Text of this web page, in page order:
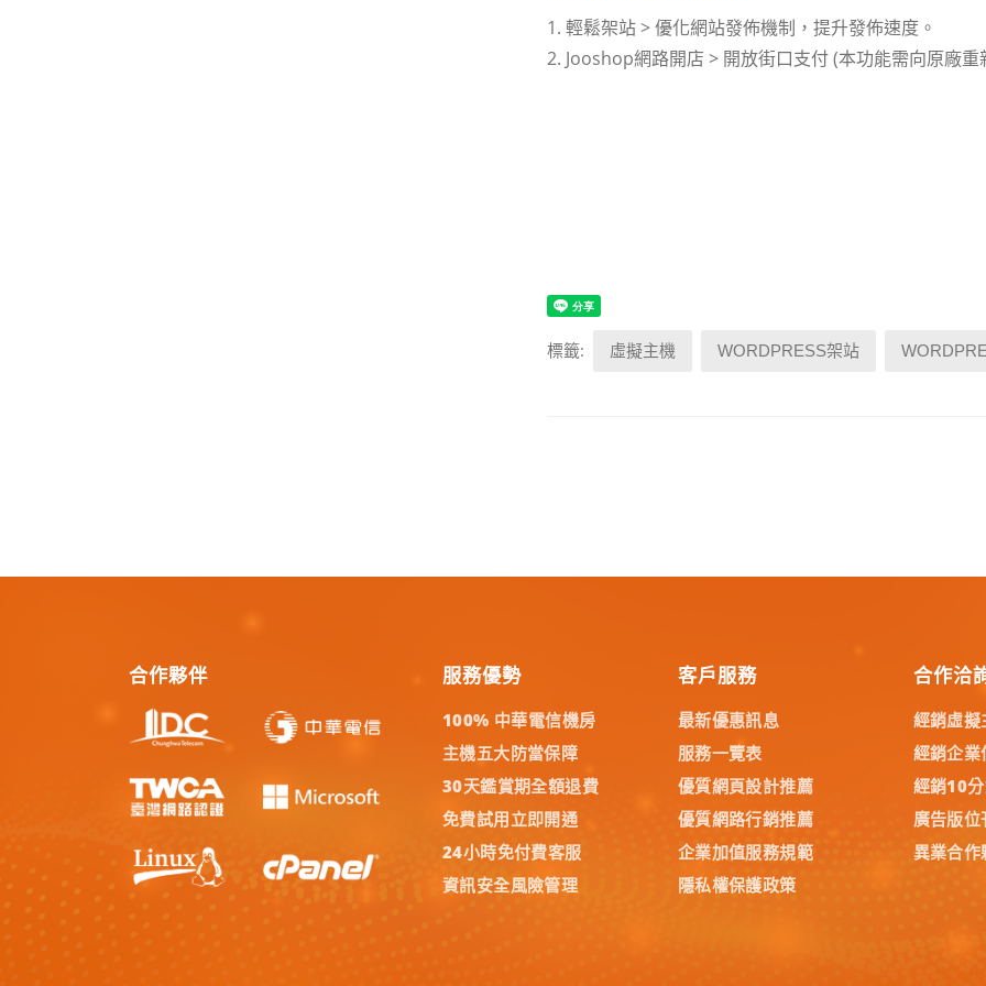
1. 輕鬆架站 > 優化網站發佈機制，提升發佈速度。
2. Jooshop網路開店 > 開放街口支付 (本功能需向原廠重
標籤: 虛擬主機 WORDPRESS架站
合作夥伴
服務優勢
100% 中華電信機房
主機五大防當保障
30天鑑賞期全額退費
免費試用立即開通
24小時免付費客服
資訊安全風險管理
客戶服務
最新優惠訊息
服務一覽表
優質網頁設計推薦
優質網路行銷推薦
企業加值服務規範
隱私權保護政策
合作洽
經銷虛擬
經銷企業
經銷10
廣告版位
異業合作